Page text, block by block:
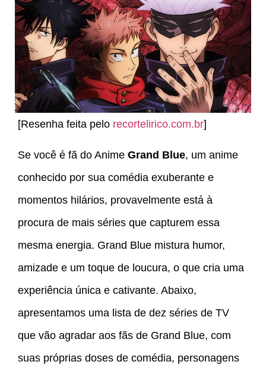
[Resenha feita pelo recortelirico.com.br]
Se você é fã do Anime Grand Blue, um anime
conhecido por sua comédia exuberante e
momentos hilários, provavelmente está à
procura de mais séries que capturem essa
mesma energia. Grand Blue mistura humor,
amizade e um toque de loucura, o que cria uma
experiência única e cativante. Abaixo,
apresentamos uma lista de dez séries de TV
que vão agradar aos fãs de Grand Blue, com
suas próprias doses de comédia, personagens